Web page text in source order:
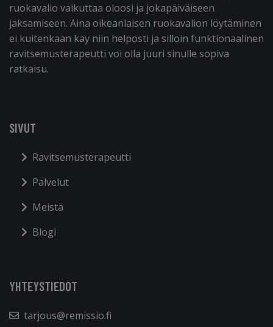
ruokavalio vaikuttaa oloosi ja jokapäiväiseen
jaksamiseen. Aina oikeanlaisen ruokavalion löytäminen
ei kuitenkaan käy niin helposti ja silloin funktionaalinen
ravitsemusterapeutti voi olla juuri sinulle sopiva
ratkaisu.
SIVUT
Ravitsemusterapeutti
Palvelut
Meistä
Blogi
YHTEYSTIEDOT
tarjous@remissio.fi